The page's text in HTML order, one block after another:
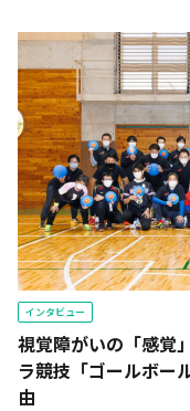
インタビュー
視覚障がいの「感覚
ラ競技「ゴールボー
由